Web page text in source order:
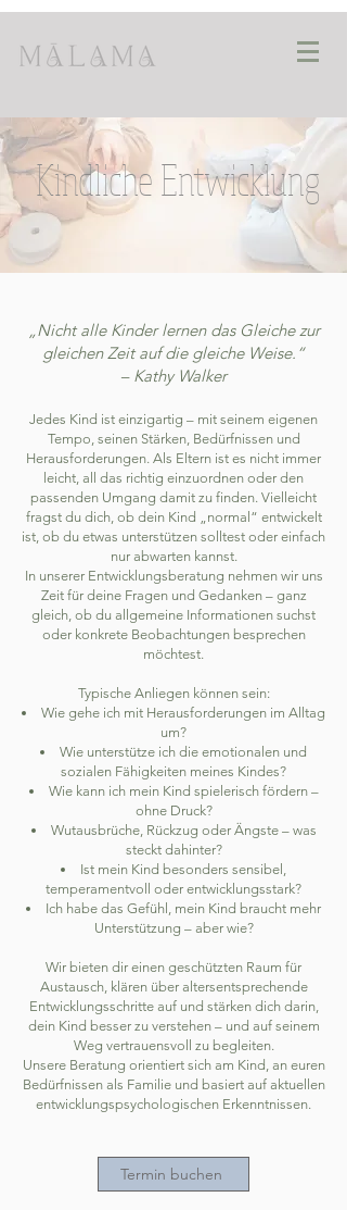
Kindliche Entwicklung
„Nicht alle Kinder lernen das Gleiche zur
gleichen Zeit auf die gleiche Weise.“
– Kathy Walker
Jedes Kind ist einzigartig – mit seinem eigenen
Tempo, seinen Stärken, Bedürfnissen und
Herausforderungen. Als Eltern ist es nicht immer
leicht, all das richtig einzuordnen oder den
passenden Umgang damit zu finden. Vielleicht
fragst du dich, ob dein Kind „normal“ entwickelt
ist, ob du etwas unterstützen solltest oder einfach
nur abwarten kannst.
In unserer Entwicklungsberatung nehmen wir uns
Zeit für deine Fragen und Gedanken – ganz
gleich, ob du allgemeine Informationen suchst
oder konkrete Beobachtungen besprechen
möchtest.
Typische Anliegen können sein:
Wie gehe ich mit Herausforderungen im Alltag
um?
Wie unterstütze ich die emotionalen und
sozialen Fähigkeiten meines Kindes?
Wie kann ich mein Kind spielerisch fördern –
ohne Druck?
Wutausbrüche, Rückzug oder Ängste – was
steckt dahinter?
Ist mein Kind besonders sensibel,
temperamentvoll oder entwicklungsstark?
Ich habe das Gefühl, mein Kind braucht mehr
Unterstützung – aber wie?
Wir bieten dir einen geschützten Raum für
Austausch, klären über altersentsprechende
Entwicklungsschritte auf und stärken dich darin,
dein Kind besser zu verstehen – und auf seinem
Weg vertrauensvoll zu begleiten.
Unsere Beratung orientiert sich am Kind, an euren
Bedürfnissen als Familie und basiert auf aktuellen
entwicklungspsychologischen Erkenntnissen.
Termin buchen